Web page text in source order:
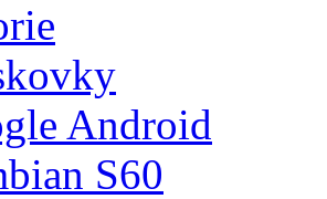
Android
S60